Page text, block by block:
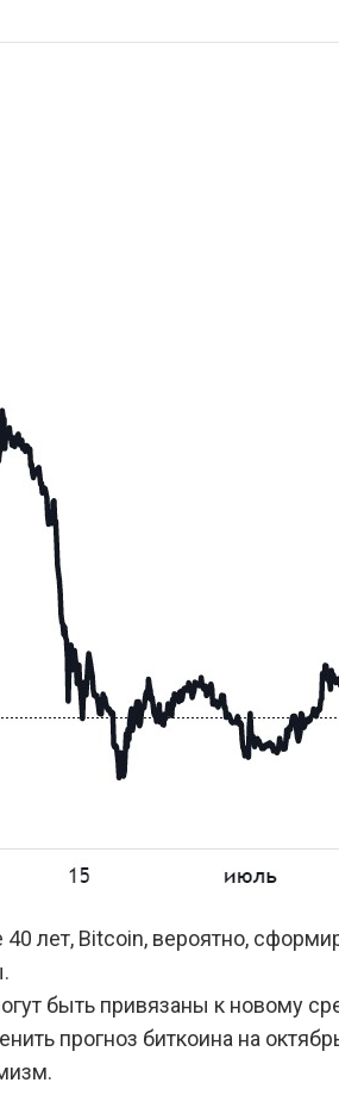
лет, Bitcoin, вероятно,
быть привязаны к новому
прогноз биткоина на